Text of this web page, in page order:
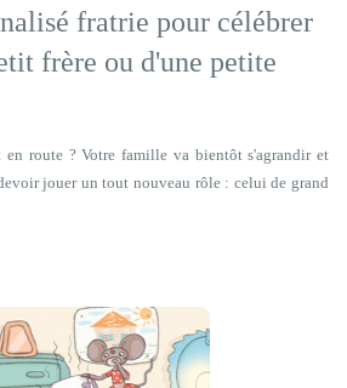
fratrie pour célébrer
frère ou d'une petite
en route ? Votre famille va bientôt s'agrandir et
jouer un tout nouveau rôle : celui de grand